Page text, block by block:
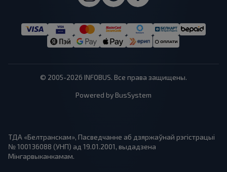
© 2005-2026 INFOBUS. Все права защищены.
Powered by BusSystem
ТДА «Белтранскам», Пасведчанне аб дзяржаўнай рэгістрацыі
№ 100136088 (УНП) ад 19.01.2001, выдадзена
Мінгарвыканкамам.